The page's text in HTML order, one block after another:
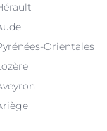
Orientales